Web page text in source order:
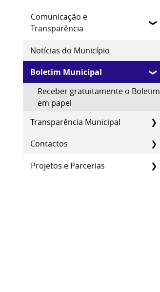
Comunicação e
Transparência
Notícias do Município
Boletim Municipal
Receber gratuitamente o Boletim
em papel
Transparência Municipal
Contactos
Projetos e Parcerias